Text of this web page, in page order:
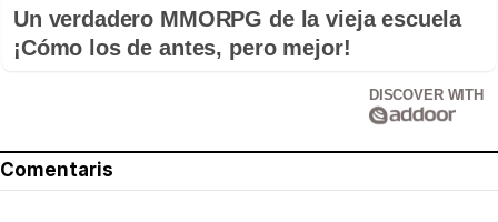
Un verdadero MMORPG de la vieja escuela
¡Cómo los de antes, pero mejor!
DISCOVER WITH
Comentaris